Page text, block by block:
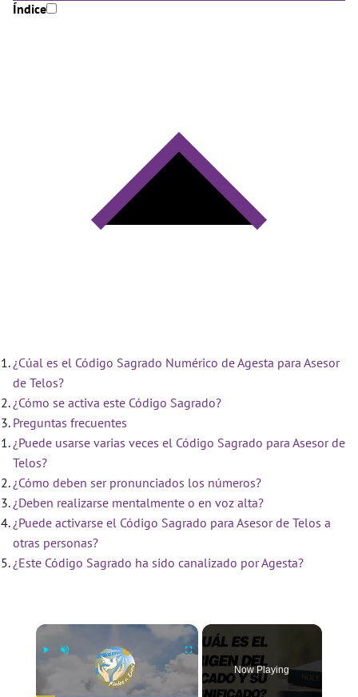
Índice
¿Cúal es el Código Sagrado Numérico de Agesta para Asesor
de Telos?
¿Cómo se activa este Código Sagrado?
Preguntas frecuentes
¿Puede usarse varias veces el Código Sagrado para Asesor de
Telos?
¿Cómo deben ser pronunciados los números?
¿Deben realizarse mentalmente o en voz alta?
¿Puede activarse el Código Sagrado para Asesor de Telos a
otras personas?
¿Este Código Sagrado ha sido canalizado por Agesta?
×
Now Playing